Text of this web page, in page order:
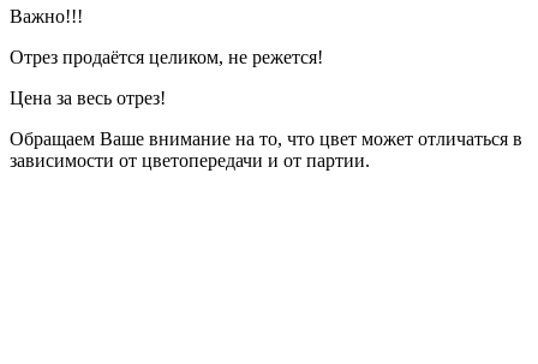
Важно!!!
Отрез продаётся целиком, не режется!
Цена за весь отрез!
Обращаем Ваше внимание на то, что цвет может отличаться в
зависимости от цветопередачи и от партии.